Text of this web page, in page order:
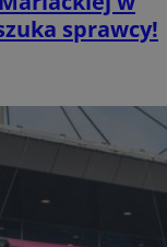
sprawcy!